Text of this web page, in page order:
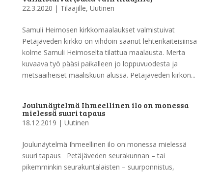
22.3.2020 | Tilaajille, Uutinen
Samuli Heimosen kirkkomaalaukset valmistuivat
Petäjäveden kirkko on vihdoin saanut lehterikaiteisiinsa
kolme Samuli Heimoselta tilattua maalausta. Merta
kuvaava työ pääsi paikalleen jo loppuvuodesta ja
metsäaiheiset maaliskuun alussa. Petäjäveden kirkon...
Joulunäytelmä Ihmeellinen ilo on monessa
mielessä suuri tapaus
18.12.2019 | Uutinen
Joulunäytelmä Ihmeellinen ilo on monessa mielessä
suuri tapaus Petäjäveden seurakunnan – tai
pikemminkin seurakuntalaisten – suurponnistus,